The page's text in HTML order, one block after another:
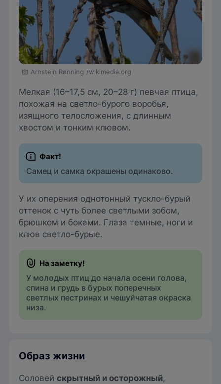
Arnstein Rønning /wikimedia.org
Мелкая (16–17,5 см, 20–28 г) певчая птица,
похожая на светло-бурого воробья,
изящного телосложения, с длинным
хвостом и тонким клювом.
Самец и самка окрашены одинаково.
У их оперения однотонный тускло-бурый
оттенок с чуть более светлыми зобом,
брюшком и боками. Глаза темные, ноги и
клюв светло-бурые.
У молодых птиц до начала осени голова,
спина и грудь в бурых поперечных
светлых пестринах и чешуйчатая окраска
низа.
Образ жизни
Соловей скрытный и осторожный,